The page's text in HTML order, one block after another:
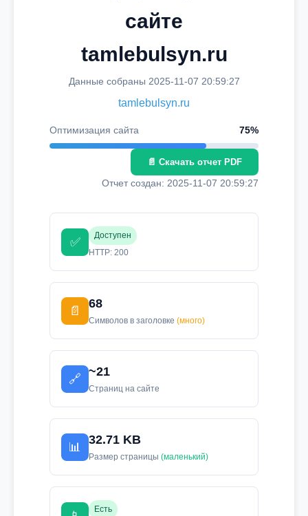
сайте
tamlebulsyn.ru
Данные собраны 2025-11-07 20:59:27
tamlebulsyn.ru
Оптимизация сайта 75%
📄 Скачать отчет PDF
Отчет создан: 2025-11-07 20:59:27
✅
Доступен
HTTP: 200
📄
68
Символов в заголовке (много)
🔗
~21
Страниц на сайте
📊
32.71 KB
Размер страницы (маленький)
Есть